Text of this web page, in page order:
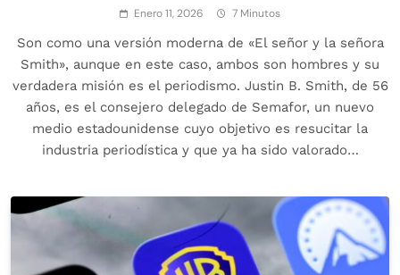
Enero 11, 2026 7 Minutos
Son como una versión moderna de «El señor y la señora
Smith», aunque en este caso, ambos son hombres y su
verdadera misión es el periodismo. Justin B. Smith, de 56
años, es el consejero delegado de Semafor, un nuevo
medio estadounidense cuyo objetivo es resucitar la
industria periodística y que ya ha sido valorado…